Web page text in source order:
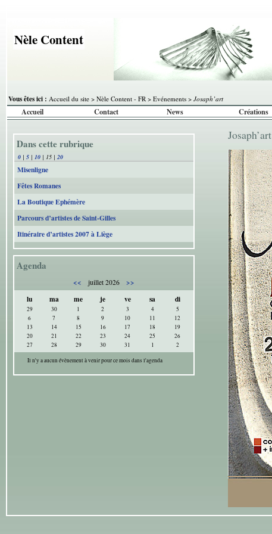
Nèle Content
Vous êtes ici : Accueil du site > Nèle Content - FR > Evénements > Josaph’art
Accueil Contact News Créations
Dans cette rubrique
0 | 5 | 10 | 15 | 20
Misenligne
Fêtes Romanes
La Boutique Ephémère
Parcours d’artistes de Saint-Gilles
Itinéraire d’artistes 2007 à Liège
Agenda
<< juillet 2026
>>
lu
ma me je ve sa di
29 30 1 2 3 4
5
6
7 8 9 10 11
12
13
14 15 16 17 18
19
20
21 22 23 24 25
26
27
28 29 30 31 1
2
Il n'y a aucun évènement à venir pour ce mois dans l'agenda
Josaph’art